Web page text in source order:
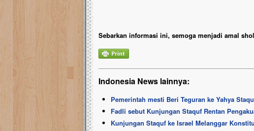
Sebarkan informasi ini, semoga menjadi amal
Indonesia News lainnya:
Pemerintah mesti Beri Teguran ke Yahya
Fadli sebut Kunjungan Staquf Rentan
Kunjungan Staquf ke Israel Melanggar